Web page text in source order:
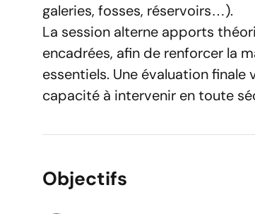
galeries, fosses, réservoirs…).
La session alterne apports
encadrées, afin de renforcer la
essentiels. Une évaluation
capacité à intervenir en toute
Objectifs